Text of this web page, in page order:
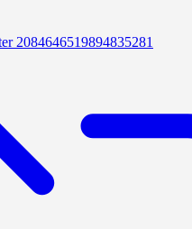
2084646519894835281